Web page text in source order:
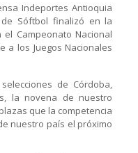
Indeportes Antioquia
de Sóftbol finalizó en la
Campeonato Nacional
a los Juegos Nacionales
de Córdoba,
la novena de nuestro
que la competencia
nuestro país el próximo